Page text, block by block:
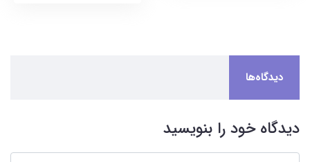
دیدگاه‌ها
دیدگاه خود را بنویسید